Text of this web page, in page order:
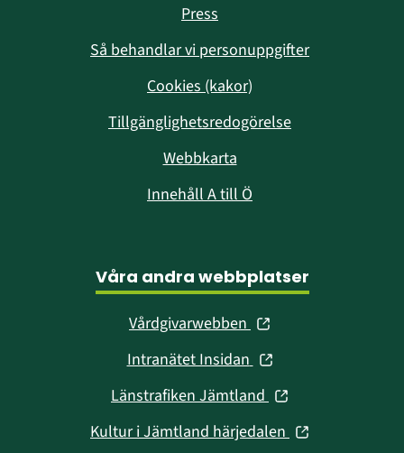
Press
Så behandlar vi personuppgifter
Cookies (kakor)
Tillgänglighetsredogörelse
Webbkarta
Innehåll A till Ö
Våra andra webbplatser
Vårdgivarwebben (öppnas
nytt
fönster)
Intranätet Insidan (öppnas
nytt
fönster)
Länstrafiken Jämtland (öppnas
nytt
Kultur i Jämtland härjedalen (öppnas